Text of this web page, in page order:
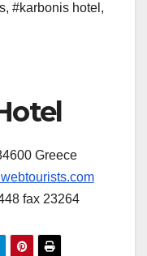
, #karbonis hotel ,
Greece
fax 23264